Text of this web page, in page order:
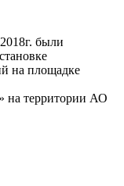
были
на площадке
на территории АО